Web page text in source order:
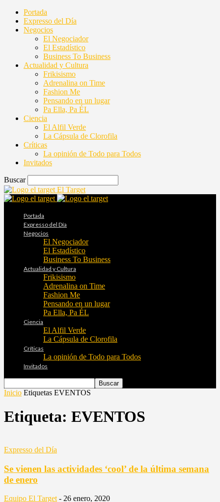
Portada
Expresso del Día
Negocios
El Negociador
El Estadístico
Business To Business
Actualidad y Cultura
Frikisismo
Adrenalina on Time
Fashion Me
Pensando en un lugar
Pa Ella, Pa ÉL
Ciencia
El Alfil Verde
La Cápsula de Clorofila
Críticas
La opinión de Todo para Todos
Invitados
Buscar
El Target
Portada
Expresso del Día
Negocios
El Negociador
El Estadístico
Business To Business
Actualidad y Cultura
Frikisismo
Adrenalina on Time
Fashion Me
Pensando en un lugar
Pa Ella, Pa ÉL
Ciencia
El Alfil Verde
La Cápsula de Clorofila
Críticas
La opinión de Todo para Todos
Invitados
Inicio Etiquetas EVENTOS
Etiqueta: EVENTOS
Expresso del Día
Se vienen las actividades ‘cool’ de la última semana
de enero
Equipo El Target - 26 enero, 2020